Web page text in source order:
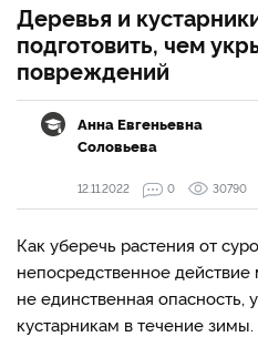
Деревья и
подготовить, чем
повреждений
Анна Евгеньевна
Соловьева
12.11.2022
0 30790
Как уберечь растения от
непосредственное действие
не единственная
кустарникам в течение